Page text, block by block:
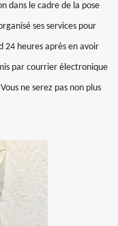
dans le cadre de la pose
ses services pour
24 heures après en avoir
par courrier électronique
ne serez pas non plus